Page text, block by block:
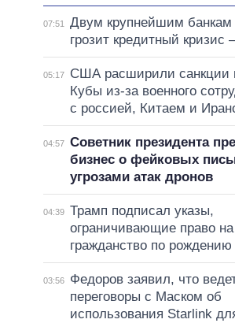
07:51
Двум крупнейшим банкам
грозит кредитный кризис
05:17
США расширили санкции
Кубы из-за военного
с россией, Китаем и
04:57 Советник президента
бизнес о фейковых
угрозами атак дронов
04:39 Трамп подписал указы,
ограничивающие право на
гражданство по
03:56
Федоров заявил, что
переговоры с Маском об
использования Starlink